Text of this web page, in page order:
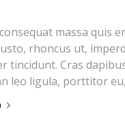
massa quis
rhoncus ut,
tincidunt. Cras
leo ligula, porttitor